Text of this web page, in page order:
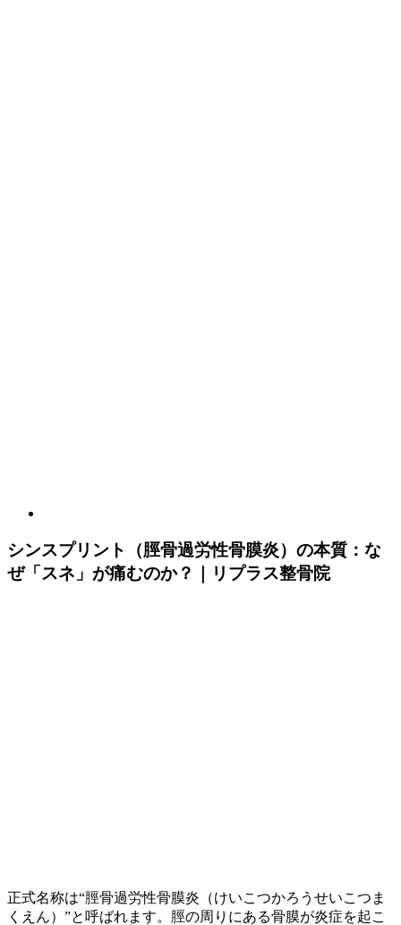
シンスプリント（脛骨過労性骨膜炎）の本質：な
ぜ「スネ」が痛むのか？｜リプラス整骨院
正式名称は“脛骨過労性骨膜炎（けいこつかろうせいこつま
くえん）”と呼ばれます。脛の周りにある骨膜が炎症を起こ